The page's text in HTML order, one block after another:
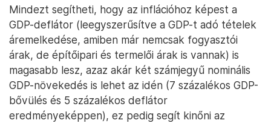
Mindezt segítheti, hogy az inflációhoz képest a
GDP-deflátor (leegyszerűsítve a GDP-t adó tételek
áremelkedése, amiben már nemcsak fogyasztói
árak, de építőipari és termelői árak is vannak) is
magasabb lesz, azaz akár két számjegyű nominális
GDP-növekedés is lehet az idén (7 százalékos GDP-
bővülés és 5 százalékos deflátor
eredményeképpen), ez pedig segít kinőni az